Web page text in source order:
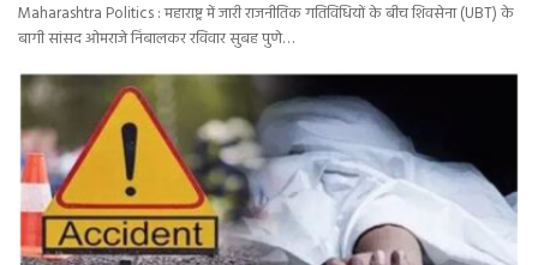
Maharashtra Politics : महाराष्ट्र में जारी राजनीतिक गतिविधियों के बीच शिवसेना (UBT) के
बागी सांसद ओमराजे निंबालकर रविवार सुबह पुणे…